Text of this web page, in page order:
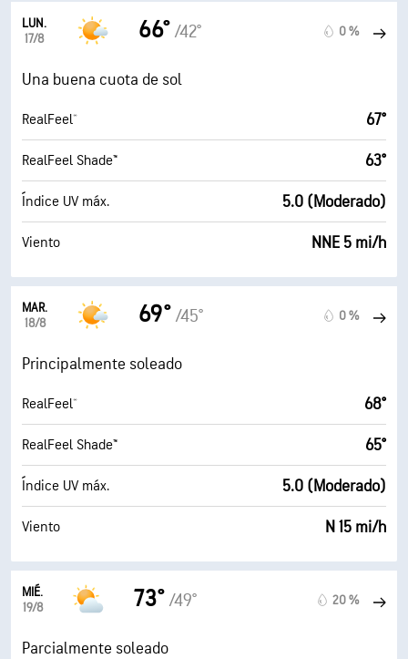
LUN.
17/8
66° /42° 0 %
Una buena cuota de sol
RealFeel® 67°
RealFeel Shade™ 63°
Índice UV máx. 5.0 (Moderado)
Viento NNE 5 mi/h
MAR.
18/8
69° /45° 0 %
Principalmente soleado
RealFeel® 68°
RealFeel Shade™ 65°
Índice UV máx. 5.0 (Moderado)
Viento N 15 mi/h
MIÉ.
19/8
73° /49° 20 %
Parcialmente soleado